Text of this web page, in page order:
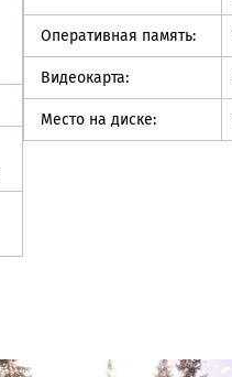
Оперативная память:
Видеокарта:
Место на диске: